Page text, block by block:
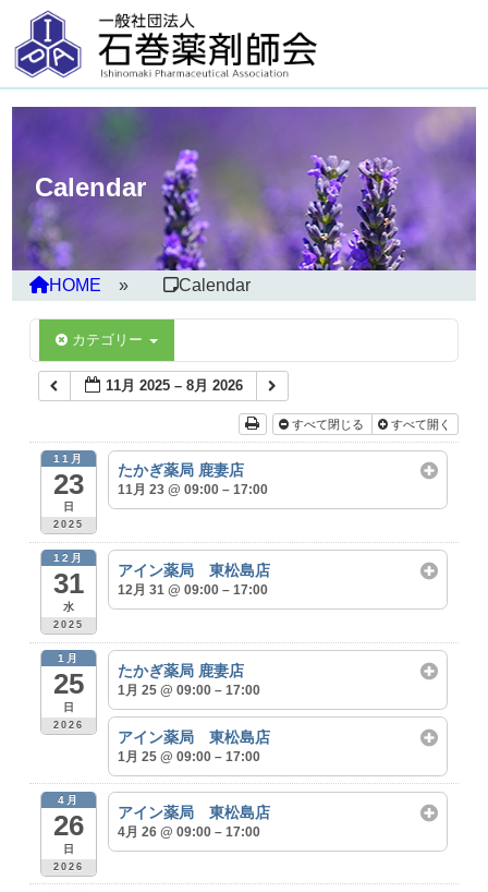
Calendar
HOME Calendar
カテゴリー
11月 2025 – 8月 2026
すべて閉じる すべて開く
11月
23
日
2025
たかぎ薬局 鹿妻店
11月 23 @ 09:00 – 17:00
12月
31
水
2025
アイン薬局 東松島店
12月 31 @ 09:00 – 17:00
1月
25
日
2026
たかぎ薬局 鹿妻店
1月 25 @ 09:00 – 17:00
アイン薬局 東松島店
1月 25 @ 09:00 – 17:00
4月
26
日
2026
アイン薬局 東松島店
4月 26 @ 09:00 – 17:00